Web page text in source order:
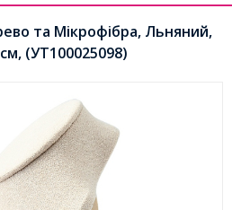
та Мікрофібра, Льняний,
(УТ100025098)